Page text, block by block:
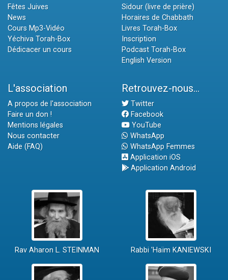
Fêtes Juives
News
Cours Mp3-Vidéo
Yéchiva Torah-Box
Dédicacer un cours
Sidour (livre de prière)
Horaires de Chabbath
Livres Torah-Box
Inscription
Podcast Torah-Box
English Version
L'association
A propos de l'association
Faire un don !
Mentions légales
Nous contacter
Aide (FAQ)
Retrouvez-nous...
Twitter
Facebook
YouTube
WhatsApp
WhatsApp Femmes
Application iOS
Application Android
Rav Aharon L. STEINMAN Rabbi 'Haïm KANIEWSKI